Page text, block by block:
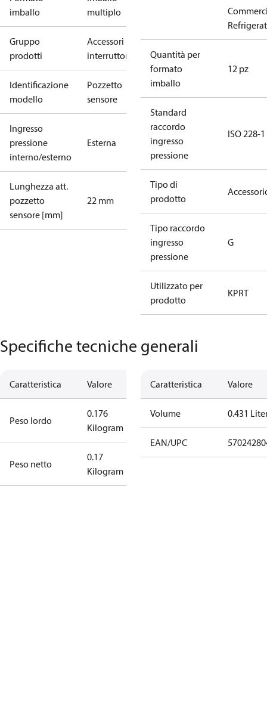
imballo
multiplo
Gruppo
prodotti
Accessori per
interruttori
Identificazione
modello
Pozzetto
sensore
Ingresso
pressione
interno/esterno
Esterna
Lunghezza att.
pozzetto
sensore [mm]
22 mm
Quantità per
formato
imballo
12 pz
Standard
raccordo
ingresso
pressione
ISO 228-1
Tipo di
prodotto
Tipo raccordo
ingresso
pressione
G
Utilizzato per
prodotto
KPRT
Specifiche tecniche generali
Caratteristica Valore
Peso lordo
0.176
Kilogram
Peso netto
0.17
Kilogram
Caratteristica Valore
Volume 0.431
EAN/UPC